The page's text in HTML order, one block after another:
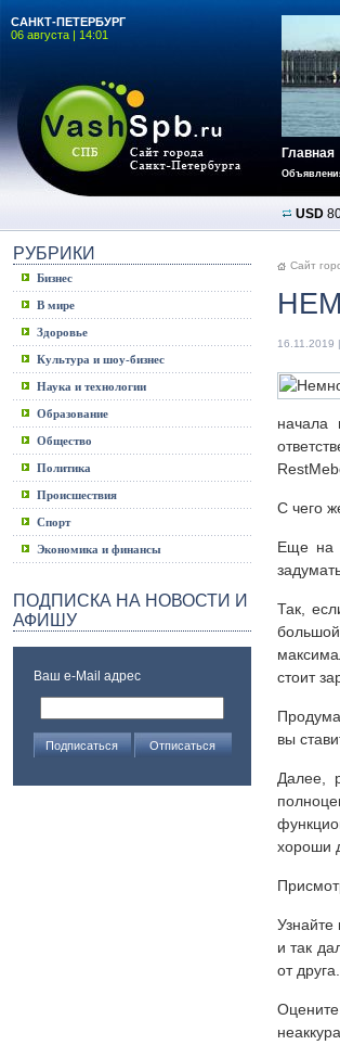
САНКТ-ПЕТЕРБУРГ
06 августа | 14:01
Главная
USD
РУБРИКИ
Бизнес
В мире
Здоровье
Культура и шоу-бизнес
Наука и технологии
Образование
Общество
Политика
Происшествия
Спорт
Экономика и финансы
ПОДПИСКА НА НОВОСТИ И
АФИШУ
Ваш e-Mail адрес
Сайт
16.11.2019
начала
С чего
Еще на
Так,
стоит
вы
Далее,
хороши
Узнайте
и так
от друга.